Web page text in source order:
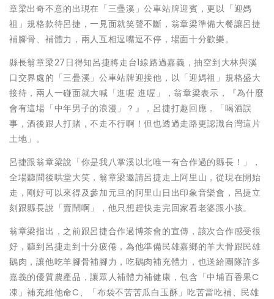
章梁出奇不意的出現在「三疊溪」公車站牌迎賓，更以「迎媽
祖」規格款待呂捷，一見面就笑聲不斷，翁章梁準備大餐讓呂捷
補腳骨、補體力，兩人互相逗嘴逗不停，場面十分歡樂。
縣長翁章梁27日得知呂捷將走台1線路過嘉義，抽空到大林與溪
口交界處的「三疊溪」公車站牌迎接他，以「迎媽祖」規格盛大
接待，兩人一碰面就大喊「進喔 進喔」，翁章梁表示，『為什麼
會有這場「中年男子的浪漫」？』，呂捷打趣回應，「喝酒誤
事，酒後跟人打賭，不走不行啊！但也透過走路更認識台灣這片
土地」。
呂捷跟翁章梁說「你是我八掌溪以北唯一有合作過的縣長！」，
全場聽聞後哄堂大笑，翁章梁邀請呂捷走上阿里山，從現在開始
走，剛好可以來得及參加元旦的阿里山日出印象音樂會，呂捷立
刻跟縣長說「賣鬧啊」，他只想趕快走完回家看老婆跟小孩。
翁章梁指出，之前跟呂捷合作過博茶會的宣傳，該次合作感受很
好，聽到呂捷走到十分疲倦，為他準備民雄嘉鄉的羊大骨跟民雄
鵝肉，讓他吃羊腳骨補腳力，吃鵝肉補充體力，也送給團隊許多
嘉義的優質農產品，讓眾人補體力補健康，包含「中埔百香果C
凍」補充維他命C、「布袋不苦苦瓜白玉酥」吃苦當吃補、民雄